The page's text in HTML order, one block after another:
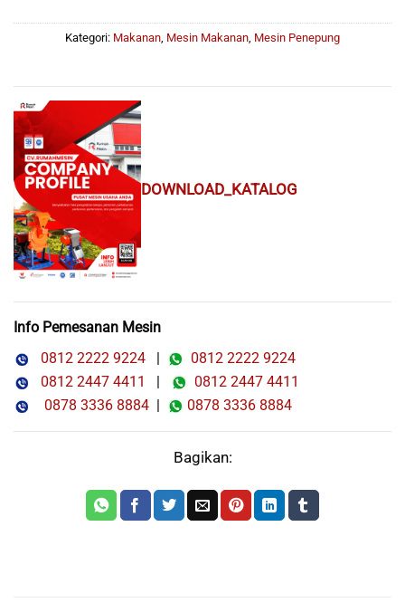
Kategori: Makanan Mesin Makanan Mesin Penepung
DOWNLOAD_KATALOG
Info Pemesanan Mesin
0812 2222 9224 |
0812 2222 9224
0812 2447 4411
|
0812 2447 4411
0878 3336 8884 | 0878 3336 8884
Bagikan: